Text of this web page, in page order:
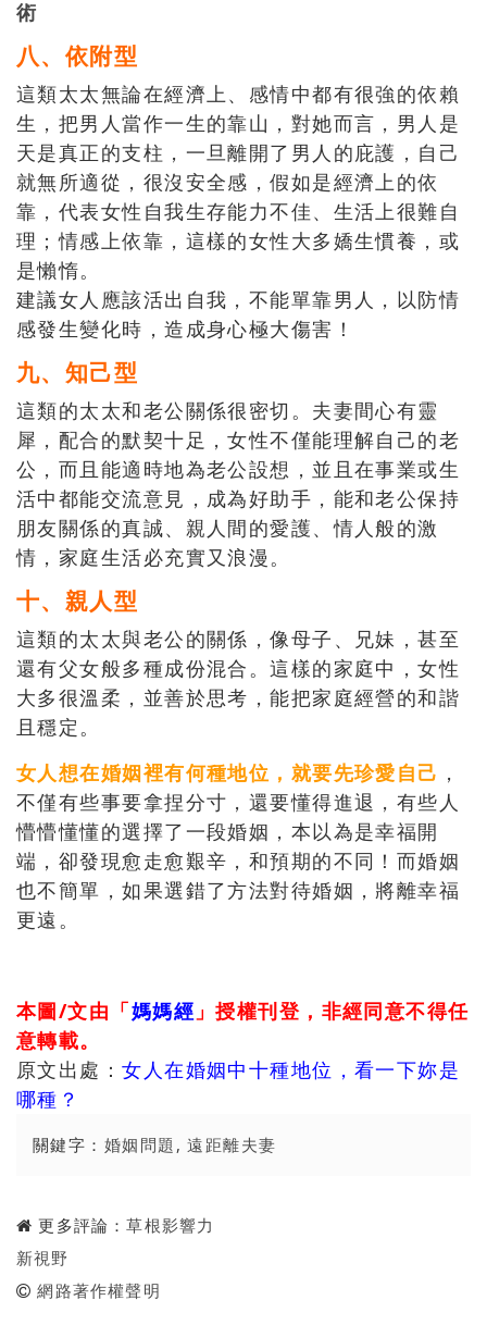
術
八、依附型
這類太太無論在經濟上、感情中都有很強的依賴
生，把男人當作一生的靠山，對她而言，男人是
天是真正的支柱，一旦離開了男人的庇護，自己
就無所適從，很沒安全感，假如是經濟上的依
靠，代表女性自我生存能力不佳、生活上很難自
理；情感上依靠，這樣的女性大多嬌生慣養，或
是懶惰。
建議女人應該活出自我，不能單靠男人，以防情
感發生變化時，造成身心極大傷害！
九、知己型
這類的太太和老公關係很密切。夫妻間心有靈
犀，配合的默契十足，女性不僅能理解自己的老
公，而且能適時地為老公設想，並且在事業或生
活中都能交流意見，成為好助手，能和老公保持
朋友關係的真誠、親人間的愛護、情人般的激
情，家庭生活必充實又浪漫。
十、親人型
這類的太太與老公的關係，像母子、兄妹，甚至
還有父女般多種成份混合。這樣的家庭中，女性
大多很溫柔，並善於思考，能把家庭經營的和諧
且穩定。
女人想在婚姻裡有何種地位，就要先珍愛自己 ，
不僅有些事要拿捏分寸，還要懂得進退，有些人
懵懵懂懂的選擇了一段婚姻，本以為是幸福開
端，卻發現愈走愈艱辛，和預期的不同！而婚姻
也不簡單，如果選錯了方法對待婚姻，將離幸福
更遠。
本圖/文由「媽媽經 」授權刊登，非經同意不得任
意轉載。
原文出處：女人在婚姻中十種地位，看一下妳是
哪種？
關鍵字： 婚姻問題 ,遠距離夫妻
更多評論：草根影響力
新視野
網路著作權聲明